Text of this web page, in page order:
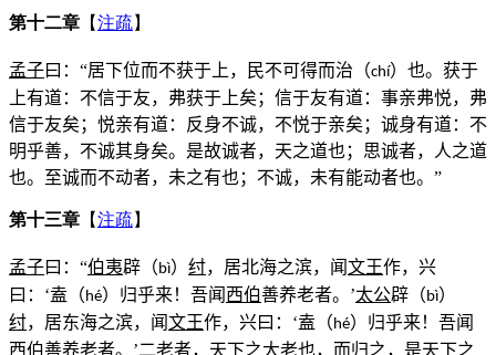
第十二章 【注疏】
孟子曰：“居下位而不获于上，民不可得而治（chí）也。获于
上有道：不信于友，弗获于上矣；信于友有道：事亲弗悦，弗
信于友矣；悦亲有道：反身不诚，不悦于亲矣；诚身有道：不
明乎善，不诚其身矣。是故诚者，天之道也；思诚者，人之道
也。至诚而不动者，未之有也；不诚，未有能动者也。”
第十三章 【注疏】
孟子曰：“伯夷辟（ bì） 纣，居北海之滨，闻文王作，兴
曰：‘盍（ hé）归乎来！吾闻 西伯善养老者。’太公辟（ bì）
纣，居东海之滨，闻文王作，兴曰：‘盍（ hé）归乎来！吾闻
西伯善养老者。’二老者，天下之大老也，而归之，是天下之